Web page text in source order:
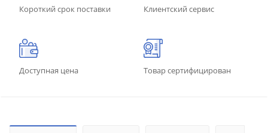
Короткий срок поставки Клиентский сервис
Доступная цена Товар сертифицирован